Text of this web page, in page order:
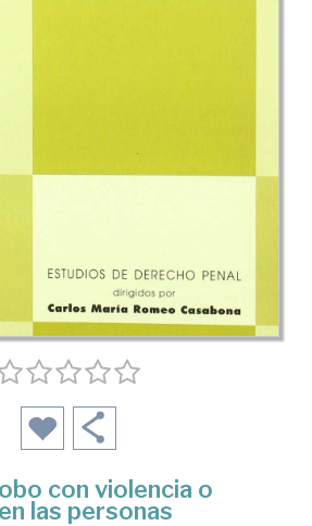
con violencia o
las personas